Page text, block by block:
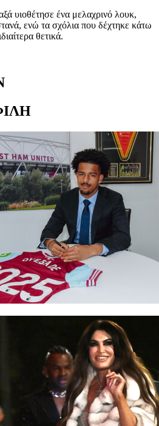
υιοθέτησε ένα μελαχρινό λουκ,
ενώ τα σχόλια που δέχτηκε κάτω
θετικά.